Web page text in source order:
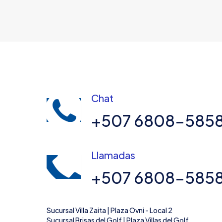
Chat
+507 6808-
Llamadas
+507 6808-
Sucursal Villa Zaita | Plaza Ovni - Local 2
Sucursal Brisas del Golf | Plaza Villas del Golf